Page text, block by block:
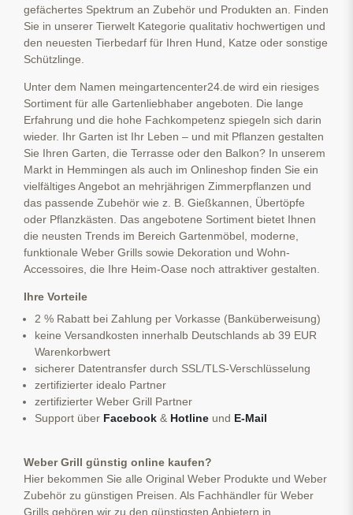
gefächertes Spektrum an Zubehör und Produkten an. Finden
Sie in unserer Tierwelt Kategorie qualitativ hochwertigen und
den neuesten Tierbedarf für Ihren Hund, Katze oder sonstige
Schützlinge.
Unter dem Namen meingartencenter24.de wird ein riesiges
Sortiment für alle Gartenliebhaber angeboten. Die lange
Erfahrung und die hohe Fachkompetenz spiegeln sich darin
wieder. Ihr Garten ist Ihr Leben – und mit Pflanzen gestalten
Sie Ihren Garten, die Terrasse oder den Balkon? In unserem
Markt in Hemmingen als auch im Onlineshop finden Sie ein
vielfältiges Angebot an mehrjährigen Zimmerpflanzen und
das passende Zubehör wie z. B. Gießkannen, Übertöpfe
oder Pflanzkästen. Das angebotene Sortiment bietet Ihnen
die neusten Trends im Bereich Gartenmöbel, moderne,
funktionale Weber Grills sowie Dekoration und Wohn-
Accessoires, die Ihre Heim-Oase noch attraktiver gestalten.
Ihre Vorteile
2 % Rabatt bei Zahlung per Vorkasse (Banküberweisung)
keine Versandkosten innerhalb Deutschlands ab 39 EUR
Warenkorbwert
sicherer Datentransfer durch SSL/TLS-Verschlüsselung
zertifizierter idealo Partner
zertifizierter Weber Grill Partner
Support über Facebook & Hotline und E-Mail
Weber Grill günstig online kaufen?
Hier bekommen Sie alle Original Weber Produkte und Weber
Zubehör zu günstigen Preisen. Als Fachhändler für Weber
Grills gehören wir zu den günstigsten Anbietern in